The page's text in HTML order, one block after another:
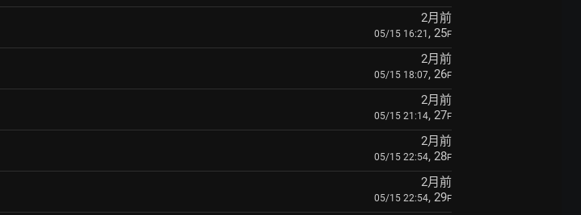
2月前
05/15 16:21 , 25F
2月前
05/15 18:07, 26F
2月前
05/15 21:14, 27F
2月前
05/15 22:54, 28F
2月前
05/15 22:54, 29F